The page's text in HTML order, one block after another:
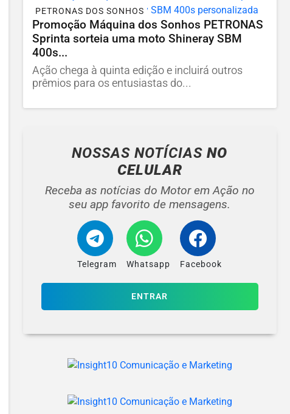
PETRONAS DOS SONHOS
Promoção Máquina dos Sonhos PETRONAS
Sprinta sorteia uma moto Shineray SBM
400s...
Ação chega à quinta edição e incluirá outros
prêmios para os entusiastas do...
NOSSAS NOTÍCIASNO
CELULAR
Receba as notícias do Motor em Ação no
seu app favorito de mensagens.
Telegram Whatsapp Facebook
ENTRAR